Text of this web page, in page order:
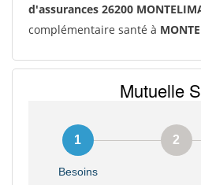
d'assurances 26200
complémentaire santé à